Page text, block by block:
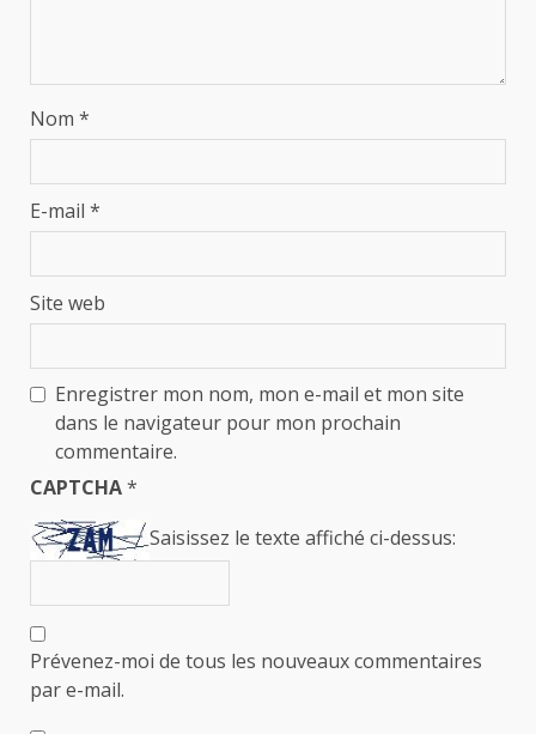
Nom *
E-mail *
Site web
Enregistrer mon nom, mon e-mail et mon site
dans le navigateur pour mon prochain
commentaire.
CAPTCHA*
Saisissez le texte affiché ci-dessus:
Prévenez-moi de tous les nouveaux commentaires
par e-mail.